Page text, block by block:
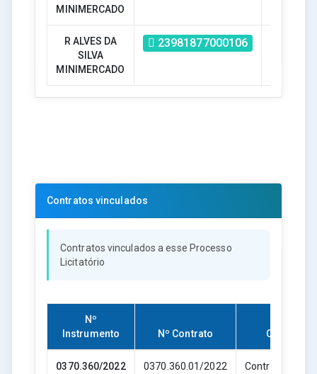
MINIMERCADO
R ALVES DA
SILVA
MINIMERCADO
23981877000106
Contratos vinculados
Contratos vinculados a esse Processo
Licitatório
Nº
Instrumento
Nº Contrato Objeto
0370.360/2022 0370.360.01/2022
Contratação de